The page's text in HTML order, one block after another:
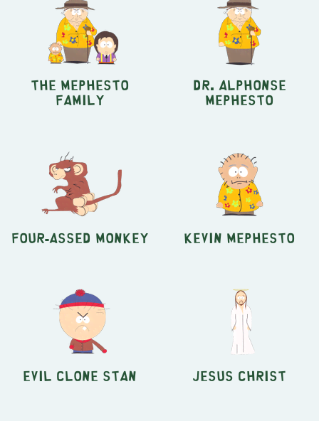
The Mephesto
Family
Dr. Alphonse
Mephesto
Four-Assed Monkey Kevin Mephesto
Evil Clone Stan Jesus Christ